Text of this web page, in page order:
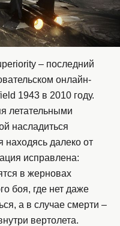
– последний
онлайн-
1943 в 2010 году.
летательными
насладиться
далеко от
исправлена:
в жерновах
боя, где нет даже
а в случае смерти –
вертолета.